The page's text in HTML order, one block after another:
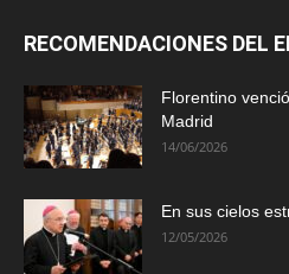
RECOMENDACIONES DEL
Florentino
Madrid
14/06/2026
En sus cielos
12/05/2026